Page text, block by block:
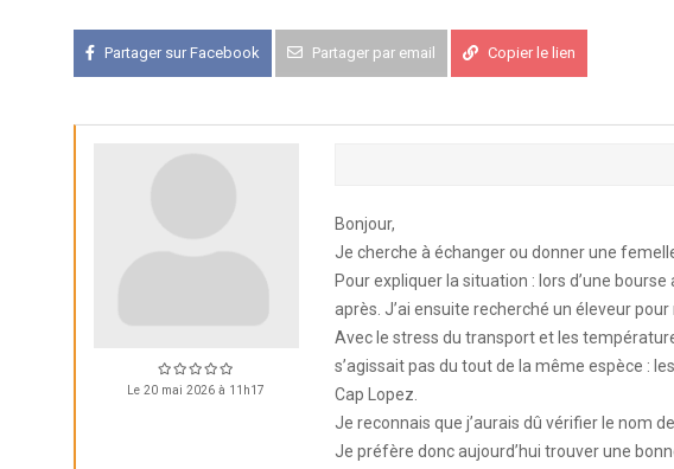
16-18 oct 2026 APK PORTUGAL :Congrès de l'APK 2026
KCF NORD :Réunion de Rentrée du KCF Nord En
SKS SUÈDE, DANEMARK, FINLANDE : Congrès de la
Partager sur Facebook Partager par email Copier le lien
Le 20 mai 2026 à 11h17
Bonjour,
Je cherche à échanger ou donner une
Pour expliquer la situation : lors d’une
après. J’ai ensuite recherché un éleveur
Avec le stress du transport et les
s’agissait pas du tout de la même espèce :
Cap Lopez.
Je reconnais que j’aurais dû vérifier le nom
Je préfère donc aujourd’hui trouver une